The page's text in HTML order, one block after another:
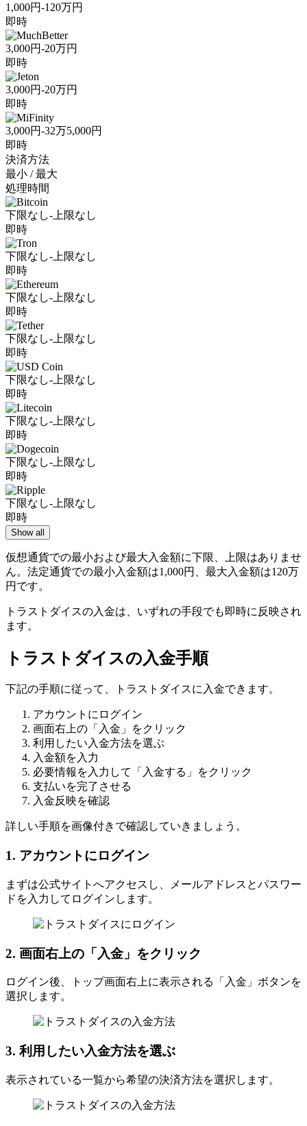
1,000円-120万円
即時
3,000円-20万円
即時
3,000円-20万円
即時
3,000円-32万5,000円
即時
決済方法
最小 / 最大
処理時間
下限なし-上限なし
即時
下限なし-上限なし
即時
下限なし-上限なし
即時
下限なし-上限なし
即時
下限なし-上限なし
即時
下限なし-上限なし
即時
下限なし-上限なし
即時
下限なし-上限なし
即時
Show all
仮想通貨での最小および最大入金額に下限、上限はありませ
ん。法定通貨での最小入金額は1,000円、最大入金額は120万
円です。
トラストダイスの入金は、いずれの手段でも即時に反映され
ます。
トラストダイスの入金手順
下記の手順に従って、トラストダイスに入金できます。
アカウントにログイン
画面右上の「入金」をクリック
利用したい入金方法を選ぶ
入金額を入力
必要情報を入力して「入金する」をクリック
支払いを完了させる
入金反映を確認
詳しい手順を画像付きで確認していきましょう。
1. アカウントにログイン
まずは公式サイトへアクセスし、メールアドレスとパスワー
ドを入力してログインします。
2. 画面右上の「入金」をクリック
ログイン後、トップ画面右上に表示される「入金」ボタンを
選択します。
3. 利用したい入金方法を選ぶ
表示されている一覧から希望の決済方法を選択します。